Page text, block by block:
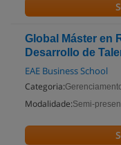
Global Máster en
Desarrollo de
EAE Business School
Categoria:
Modalidade:Semi-